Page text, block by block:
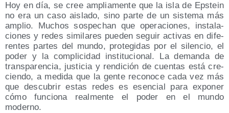
Hoy en día, se cree amplia­men­te que la isla de Eps­tein
no era un caso ais­la­do, sino par­te de un sis­te­ma más
amplio. Muchos sos­pe­chan que ope­ra­cio­nes, ins­ta­la­
cio­nes y redes simi­la­res pue­den seguir acti­vas en dife­
ren­tes par­tes del mun­do, pro­te­gi­das por el silen­cio, el
poder y la com­pli­ci­dad ins­ti­tu­cio­nal. La deman­da de
trans­pa­ren­cia, jus­ti­cia y ren­di­ción de cuen­tas está cre­
cien­do, a medi­da que la gen­te reco­no­ce cada vez más
que des­cu­brir estas redes es esen­cial para expo­ner
cómo fun­cio­na real­men­te el poder en el mun­do
moderno.